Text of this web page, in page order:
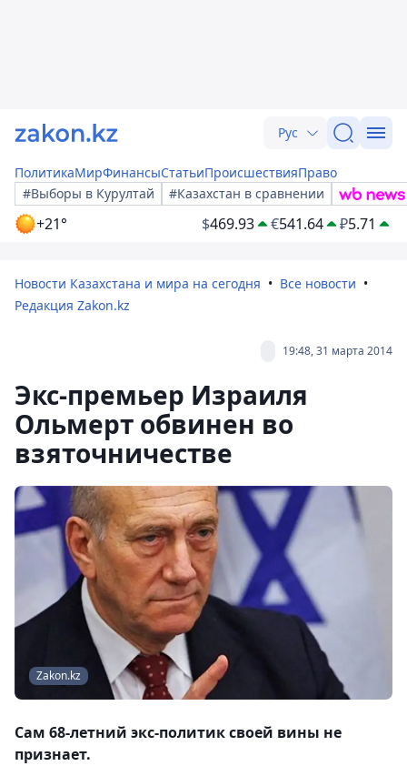
Рус
ПолитикаМирФинансыСтатьиПроисшествияПраво
#Выборы в Курултай
#Казахстан в сравнении
+21° $469.93 €541.64 ₽5.71
Новости Казахстана и мира на сегодня
Все новости
Редакция Zakon.kz
19:48, 31 марта 2014
Экс-премьер Израиля
Ольмерт обвинен во
взяточничестве
Zakon.kz
Сам 68-летний экс-политик своей вины не
признает.